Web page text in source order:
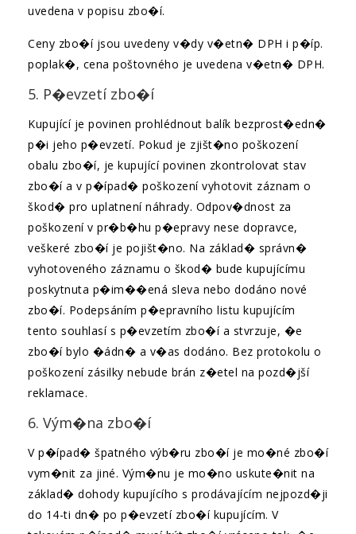
uvedena v popisu zbo�í.
Ceny zbo�í jsou uvedeny v�dy v�etn� DPH i p�íp.
poplak�, cena poštovného je uvedena v�etn� DPH.
5. P�evzetí zbo�í
Kupující je povinen prohlédnout balík bezprost�edn�
p�i jeho p�evzetí. Pokud je zjišt�no poškození
obalu zbo�í, je kupující povinen zkontrolovat stav
zbo�í a v p�ípad� poškození vyhotovit záznam o
škod� pro uplatnení náhrady. Odpov�dnost za
poškození v pr�b�hu p�epravy nese dopravce,
veškeré zbo�í je pojišt�no. Na základ� správn�
vyhotoveného záznamu o škod� bude kupujícímu
poskytnuta p�im��ená sleva nebo dodáno nové
zbo�í. Podepsáním p�epravního listu kupujícím
tento souhlasí s p�evzetím zbo�í a stvrzuje, �e
zbo�í bylo �ádn� a v�as dodáno. Bez protokolu o
poškození zásilky nebude brán z�etel na pozd�jší
reklamace.
6. Vým�na zbo�í
V p�ípad� špatného výb�ru zbo�í je mo�né zbo�í
vym�nit za jiné. Vým�nu je mo�no uskute�nit na
základ� dohody kupujícího s prodávajícím nejpozd�ji
do 14-ti dn� po p�evzetí zbo�í kupujícím. V